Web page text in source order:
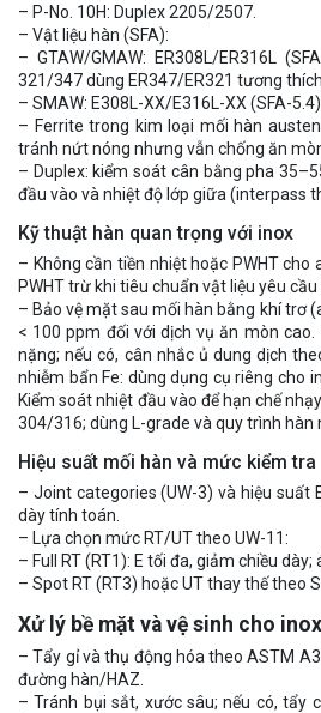
– P-No. 10H: Duplex 2205/2507.
– Vật liệu hàn (SFA):
– GTAW/GMAW: ER308L/ER316L
321/347 dùng ER347/ER321 tương thích.
– SMAW: E308L-XX/E316L-XX (SFA-5.4).
– Ferrite trong kim loại mối hàn
tránh nứt nóng nhưng vẫn chống ăn
– Duplex: kiểm soát cân bằng pha
đầu vào và nhiệt độ lớp giữa (interpass
Kỹ thuật hàn quan trọng với inox
– Không cần tiền nhiệt hoặc PWHT
PWHT trừ khi tiêu chuẩn vật liệu yêu cầu
– Bảo vệ mặt sau mối hàn bằng khí trơ
< 100 ppm đối với dịch vụ ăn mòn cao.
nặng; nếu có, cân nhắc ủ dung dịch
nhiễm bẩn Fe: dùng dụng cụ riêng cho
Kiểm soát nhiệt đầu vào để hạn chế
304/316; dùng L-grade và quy trình hàn
Hiệu suất mối hàn và mức kiểm tra
– Joint categories (UW-3) và hiệu suất
dày tính toán.
– Lựa chọn mức RT/UT theo UW-11:
– Full RT (RT1): E tối đa, giảm chiều
– Spot RT (RT3) hoặc UT thay thế theo
Xử lý bề mặt và vệ sinh cho inox
– Tẩy gỉ và thụ động hóa theo ASTM
đường hàn/HAZ.
– Tránh bụi sắt, xước sâu; nếu có, tẩy